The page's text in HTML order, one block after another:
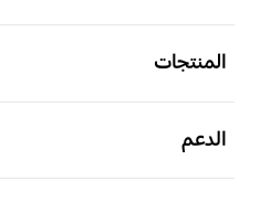
المنتجات
الدعم